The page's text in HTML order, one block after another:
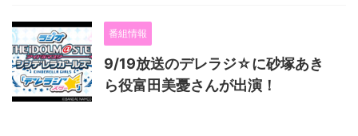
番組情報
9/19放送のデレラジ☆に砂塚あき
ら役富田美憂さんが出演！